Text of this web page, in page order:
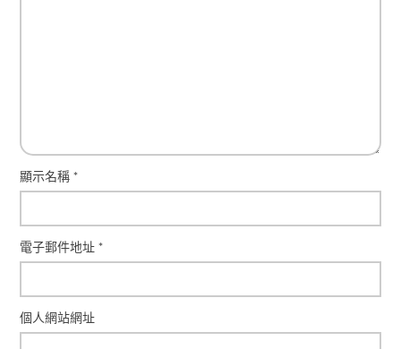
顯示名稱 *
電子郵件地址 *
個人網站網址